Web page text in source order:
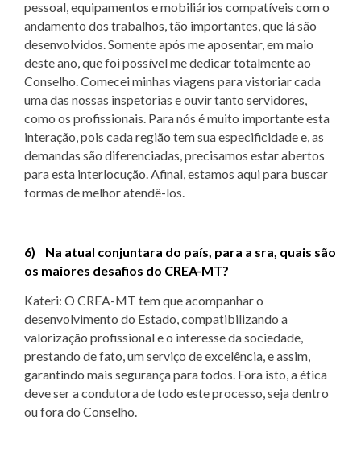
pessoal, equipamentos e mobiliários compatíveis com o
andamento dos trabalhos, tão importantes, que lá são
desenvolvidos. Somente após me aposentar, em maio
deste ano, que foi possível me dedicar totalmente ao
Conselho. Comecei minhas viagens para vistoriar cada
uma das nossas inspetorias e ouvir tanto servidores,
como os profissionais. Para nós é muito importante esta
interação, pois cada região tem sua especificidade e, as
demandas são diferenciadas, precisamos estar abertos
para esta interlocução. Afinal, estamos aqui para buscar
formas de melhor atendê-los.
6) Na atual conjuntara do país, para a sra, quais são
os maiores desafios do CREA-MT?
Kateri: O CREA-MT tem que acompanhar o
desenvolvimento do Estado, compatibilizando a
valorização profissional e o interesse da sociedade,
prestando de fato, um serviço de excelência, e assim,
garantindo mais segurança para todos. Fora isto, a ética
deve ser a condutora de todo este processo, seja dentro
ou fora do Conselho.